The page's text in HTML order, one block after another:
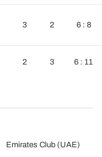
3 2 6 : 8
2 3 6 : 11
Emirates Club (UAE)